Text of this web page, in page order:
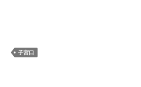
子宮口